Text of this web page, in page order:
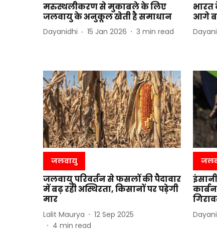
मरुस्थलीकरण से मुकाबले के लिए
जलवायु के अनुकूल खेती है समाधान
Dayanidhi 15 Jan 2026 3 min read
आगे
जलवायु
जलवायु परिवर्तन से फसलों की पैदावार
में बढ़ रही अस्थिरता, किसानों पर पड़ेगी
मार
Lalit Maurya
12 Sep 2025
4 min read